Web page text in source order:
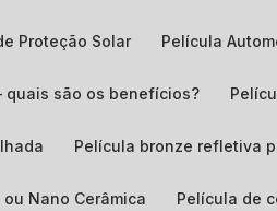
Proteção Solar Película
quais são os benefícios?
Película bronze refletiva
ou Nano Cerâmica Película de